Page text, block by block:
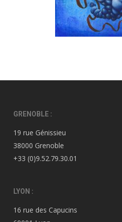
GRENOBLE :
19 rue Génissieu
38000 Grenoble
+33 (0)9.52.79.30.01
LYON :
16 rue des Capucins